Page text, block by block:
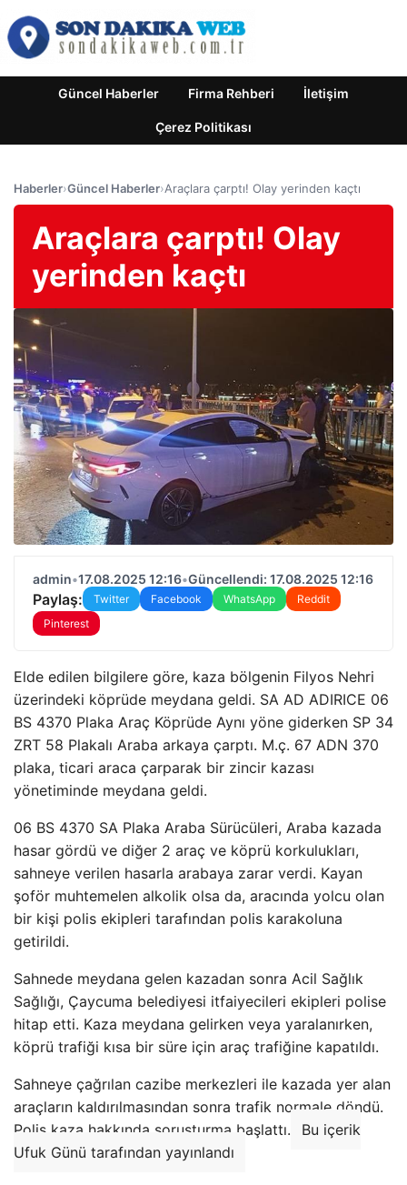
Güncel Haberler Firma Rehberi İletişim
Çerez Politikası
Haberler›Güncel Haberler›Araçlara çarptı! Olay yerinden kaçtı
Araçlara çarptı! Olay
yerinden kaçtı
admin•17.08.2025 12:16•Güncellendi: 17.08.2025 12:16
Paylaş: Twitter Facebook WhatsApp
Reddit
Pinterest
Elde edilen bilgilere göre, kaza bölgenin Filyos Nehri
üzerindeki köprüde meydana geldi. SA AD ADIRICE 06
BS 4370 Plaka Araç Köprüde Aynı yöne giderken SP 34
ZRT 58 Plakalı Araba arkaya çarptı. M.ç. 67 ADN 370
plaka, ticari araca çarparak bir zincir kazası
yönetiminde meydana geldi.
06 BS 4370 SA Plaka Araba Sürücüleri, Araba kazada
hasar gördü ve diğer 2 araç ve köprü korkulukları,
sahneye verilen hasarla arabaya zarar verdi. Kayan
şoför muhtemelen alkolik olsa da, aracında yolcu olan
bir kişi polis ekipleri tarafından polis karakoluna
getirildi.
Sahnede meydana gelen kazadan sonra Acil Sağlık
Sağlığı, Çaycuma belediyesi itfaiyecileri ekipleri polise
hitap etti. Kaza meydana gelirken veya yaralanırken,
köprü trafiği kısa bir süre için araç trafiğine kapatıldı.
Sahneye çağrılan cazibe merkezleri ile kazada yer alan
araçların kaldırılmasından sonra trafik normale döndü.
Polis kaza hakkında soruşturma başlattı.
Bu içerik
Ufuk Günü tarafından yayınlandı